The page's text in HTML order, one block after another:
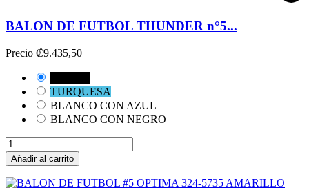
BALON DE FUTBOL THUNDER n°5...
Precio ₡9.435,50
TURQUESA
BLANCO CON AZUL
BLANCO CON NEGRO
Añadir al carrito